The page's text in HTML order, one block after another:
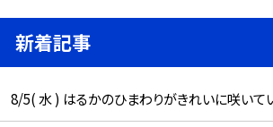
新着記事
8/5( 水 ) はるかのひまわりがきれいに咲いて